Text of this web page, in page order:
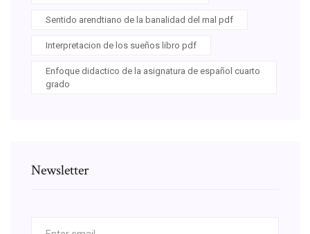
Sentido arendtiano de la banalidad del mal pdf
Interpretacion de los sueños libro pdf
Enfoque didactico de la asignatura de español cuarto
grado
Newsletter